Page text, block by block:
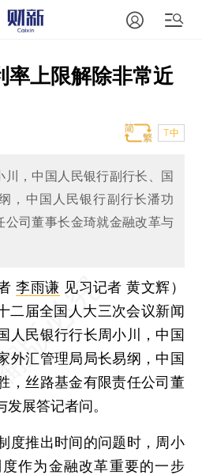
率上限解除非常近
T中
川，中国人民银行副行长、国
，中国人民银行副行长潘功
公司董事长金琦就金融改革与
李雨谦 见习记者 黄文辉）
二届全国人大三次会议新闻
人民银行行长周小川，中国
外汇管理局局长易纲，中国
，丝路基金有限责任公司董
展答记者问。
推出时间的问题时，周小
作为金融改革重要的一步